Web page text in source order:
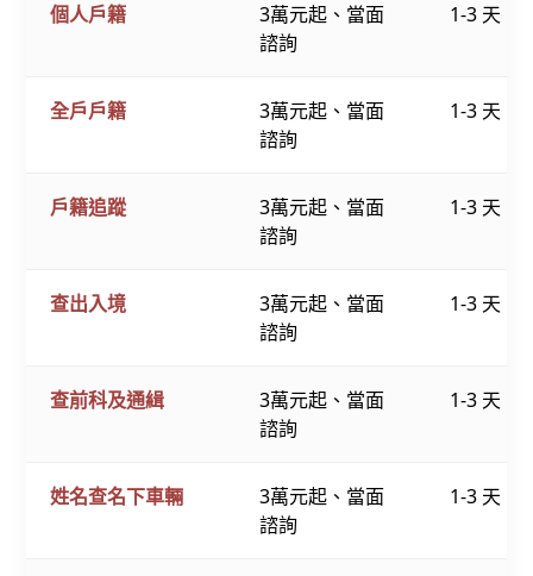
個人戶籍
3萬元起、當面
諮詢
1-3 天
全戶戶籍
3萬元起、當面
諮詢
1-3 天
戶籍追蹤
3萬元起、當面
諮詢
1-3 天
查出入境
3萬元起、當面
諮詢
1-3 天
查前科及通緝
3萬元起、當面
諮詢
1-3 天
姓名查名下車輛
3萬元起、當面
諮詢
1-3 天